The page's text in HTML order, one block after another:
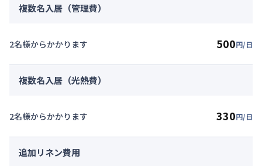
複数名入居（管理費）
2名様からかかります 500円/日
複数名入居（光熱費）
2名様からかかります 330円/日
追加リネン費用